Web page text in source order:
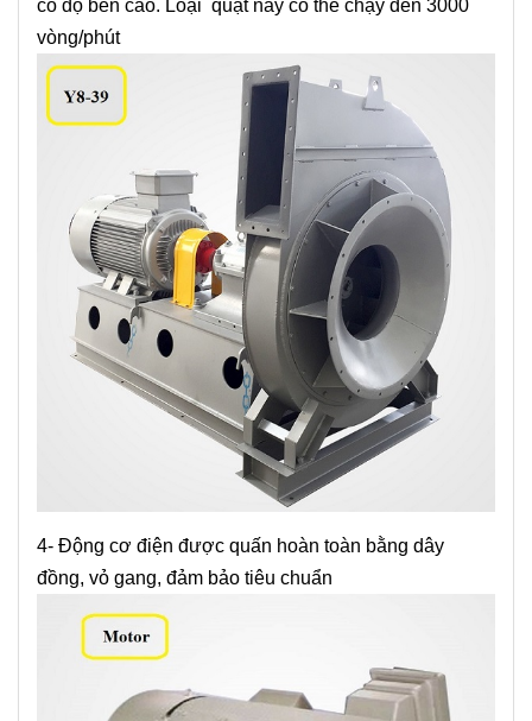
có độ bền cao. Loại quạt này có thể chạy đến 3000
vòng/phút
4- Động cơ điện được quấn hoàn toàn bằng dây
đồng, vỏ gang, đảm bảo tiêu chuẩn